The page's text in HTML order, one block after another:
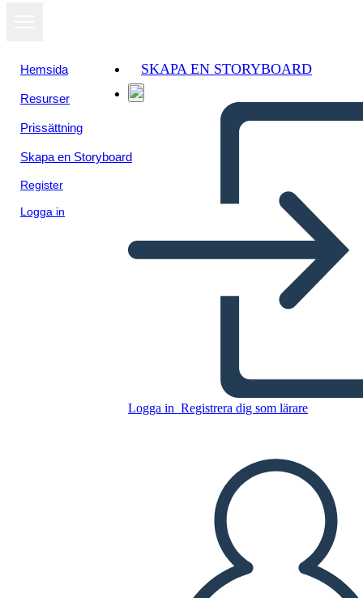
Hemsida
Resurser
Prissättning
Skapa en Storyboard
Register
Logga in
SKAPA EN STORYBOARD
Logga in Registrera dig som lärare
SPELA UPP BILDSPEL
LÄS FÖR MIG